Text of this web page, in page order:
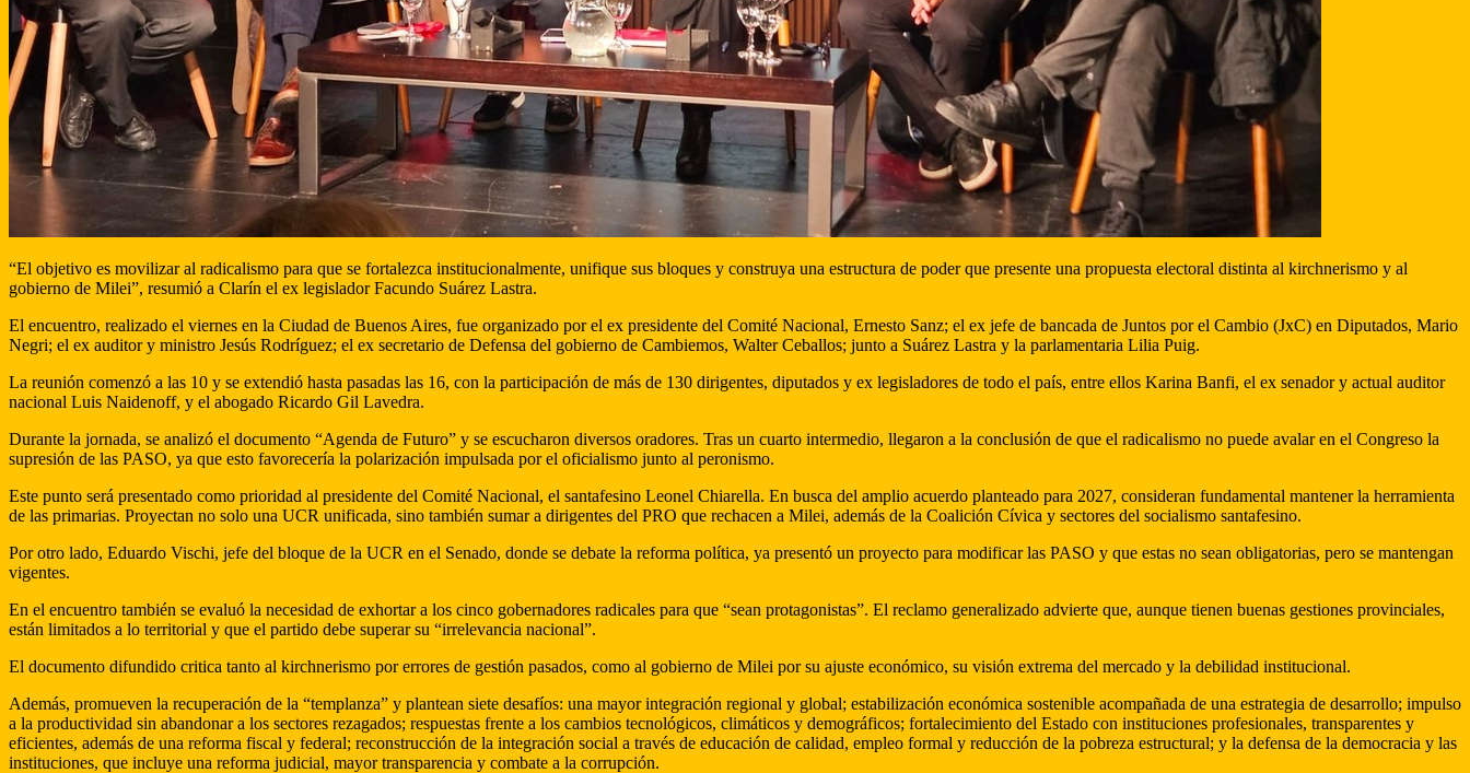
“El objetivo es movilizar al radicalismo para que se fortalezca institucionalmente, unifique sus bloques y construya una estructura de poder que presente una propuesta electoral distinta al kirchnerismo y al
gobierno de Milei”, resumió a Clarín el ex legislador Facundo Suárez Lastra.
El encuentro, realizado el viernes en la Ciudad de Buenos Aires, fue organizado por el ex presidente del Comité Nacional, Ernesto Sanz; el ex jefe de bancada de Juntos por el Cambio (JxC) en Diputados, Mario
Negri; el ex auditor y ministro Jesús Rodríguez; el ex secretario de Defensa del gobierno de Cambiemos, Walter Ceballos; junto a Suárez Lastra y la parlamentaria Lilia Puig.
La reunión comenzó a las 10 y se extendió hasta pasadas las 16, con la participación de más de 130 dirigentes, diputados y ex legisladores de todo el país, entre ellos Karina Banfi, el ex senador y actual auditor
nacional Luis Naidenoff, y el abogado Ricardo Gil Lavedra.
Durante la jornada, se analizó el documento “Agenda de Futuro” y se escucharon diversos oradores. Tras un cuarto intermedio, llegaron a la conclusión de que el radicalismo no puede avalar en el Congreso la
supresión de las PASO, ya que esto favorecería la polarización impulsada por el oficialismo junto al peronismo.
Este punto será presentado como prioridad al presidente del Comité Nacional, el santafesino Leonel Chiarella. En busca del amplio acuerdo planteado para 2027, consideran fundamental mantener la herramienta
de las primarias. Proyectan no solo una UCR unificada, sino también sumar a dirigentes del PRO que rechacen a Milei, además de la Coalición Cívica y sectores del socialismo santafesino.
Por otro lado, Eduardo Vischi, jefe del bloque de la UCR en el Senado, donde se debate la reforma política, ya presentó un proyecto para modificar las PASO y que estas no sean obligatorias, pero se mantengan
vigentes.
En el encuentro también se evaluó la necesidad de exhortar a los cinco gobernadores radicales para que “sean protagonistas”. El reclamo generalizado advierte que, aunque tienen buenas gestiones provinciales,
están limitados a lo territorial y que el partido debe superar su “irrelevancia nacional”.
El documento difundido critica tanto al kirchnerismo por errores de gestión pasados, como al gobierno de Milei por su ajuste económico, su visión extrema del mercado y la debilidad institucional.
Además, promueven la recuperación de la “templanza” y plantean siete desafíos: una mayor integración regional y global; estabilización económica sostenible acompañada de una estrategia de desarrollo; impulso
a la productividad sin abandonar a los sectores rezagados; respuestas frente a los cambios tecnológicos, climáticos y demográficos; fortalecimiento del Estado con instituciones profesionales, transparentes y
eficientes, además de una reforma fiscal y federal; reconstrucción de la integración social a través de educación de calidad, empleo formal y reducción de la pobreza estructural; y la defensa de la democracia y las
instituciones, que incluye una reforma judicial, mayor transparencia y combate a la corrupción.